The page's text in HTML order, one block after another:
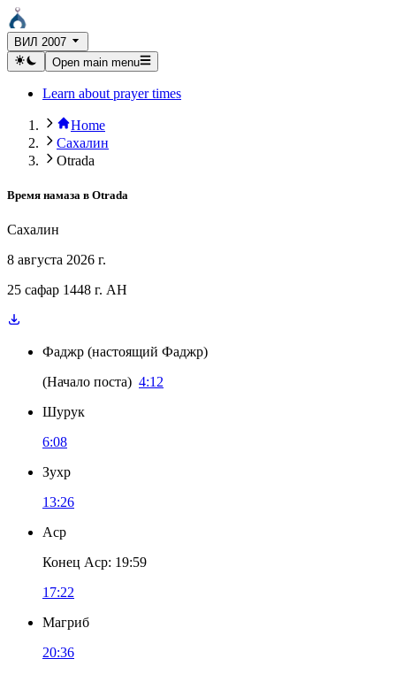
ВИЛ 2007
Open main menu
Learn about prayer times
Home
Сахалин
Otrada
Время намаза в Otrada
Сахалин
8 августа 2026 г.
25 сафар 1448 г. AH
Фаджр (настоящий Фаджр)
(Начало поста) 4:12
Шурук
6:08
Зухр
13:26
Аср
Конец Аср: 19:59
17:22
Магриб
20:36